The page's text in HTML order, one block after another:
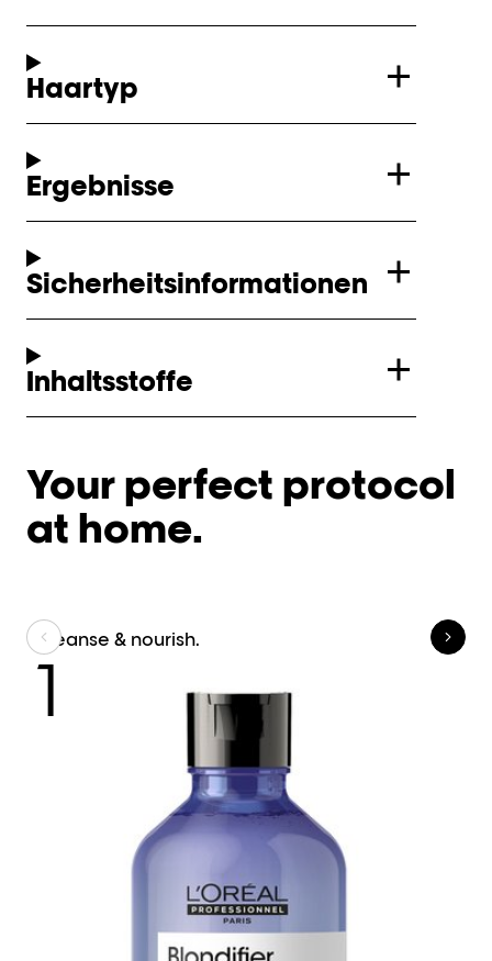
Haartyp
Ergebnisse
Sicherheitsinformationen
Inhaltsstoffe
Your perfect protocol
at home.
Cleanse & nourish.
1